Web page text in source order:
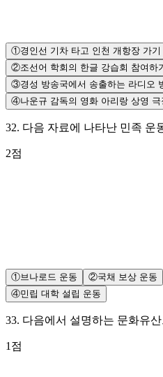
①경인선 기차 타고 인천 개항장 가기
②조선어 학회의 한글 강습회 참여하
③경성 방송국에서 송출하는 라디오
④나운규 감독의 영화 아리랑 상영 극
32. 다음 자료에 나타난 민족 운
2점
①브나로드 운동 ②국채 보상 운동
④민립 대학 설립 운동
33. 다음에서 설명하는 문화유
1 점